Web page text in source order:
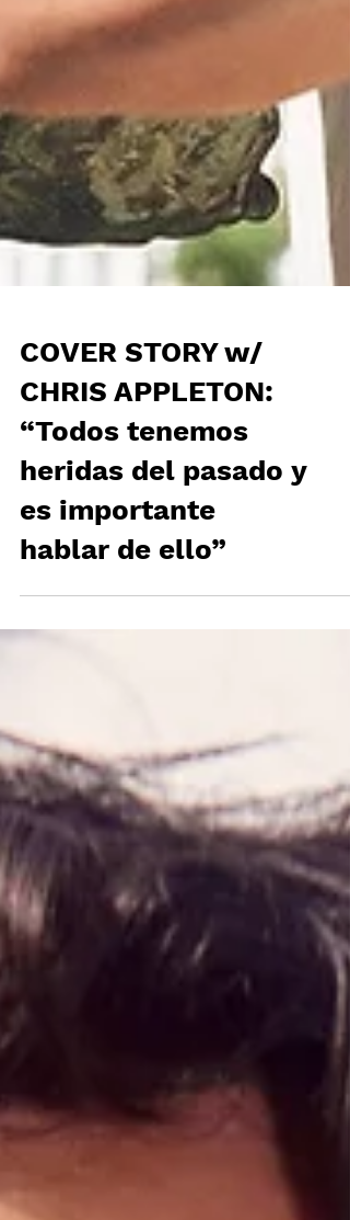
COVER STORY w/
CHRIS APPLETON:
“Todos tenemos
heridas del pasado y
es importante